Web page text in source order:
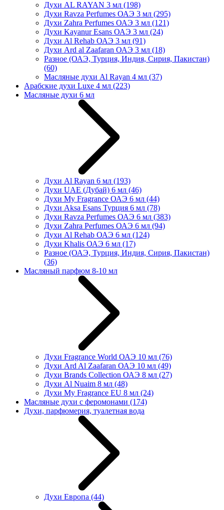
Духи AL RAYAN 3 мл (198)
Духи Ravza Perfumes ОАЭ 3 мл (295)
Духи Zahra Perfumes ОАЭ 3 мл (121)
Духи Kayanur Esans ОАЭ 3 мл (24)
Духи Al Rehab ОАЭ 3 мл (91)
Духи Ard al Zaafaran ОАЭ 3 мл (18)
Разное (ОАЭ, Турция, Индия, Сирия, Пакистан)
(60)
Масляные духи Al Rayan 4 мл (37)
Арабские духи Luxe 4 мл (223)
Масляные духи 6 мл
Духи Al Rayan 6 мл (193)
Духи UAE (Дубай) 6 мл (46)
Духи My Fragrance ОАЭ 6 мл (44)
Духи Aksa Esans Турция 6 мл (78)
Духи Ravza Perfumes ОАЭ 6 мл (383)
Духи Zahra Perfumes ОАЭ 6 мл (94)
Духи Al Rehab ОАЭ 6 мл (124)
Духи Khalis ОАЭ 6 мл (17)
Разное (ОАЭ, Турция, Индия, Сирия, Пакистан)
(36)
Масляный парфюм 8-10 мл
Духи Fragrance World ОАЭ 10 мл (76)
Духи Ard Al Zaafaran ОАЭ 10 мл (49)
Духи Brands Collection ОАЭ 8 мл (27)
Духи Al Nuaim 8 мл (48)
Духи My Fragrance EU 8 мл (24)
Масляные духи с феромонами (174)
Духи, парфюмерия, туалетная вода
Духи Европа (44)